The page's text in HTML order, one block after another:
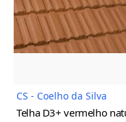
CS - Coelho da Silva
Telha D3+ vermelho